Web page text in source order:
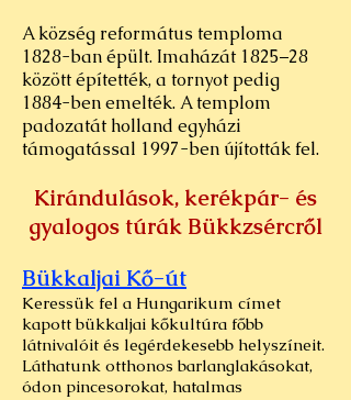
A község református temploma
1828-ban épült. Imaházát 1825–28
között építették, a tornyot pedig
1884-ben emelték. A templom
padozatát holland egyházi
támogatással 1997-ben újították fel.
Kirándulások, kerékpár- és
gyalogos túrák Bükkzsércről
Bükkaljai Kő-út
Keressük fel a Hungarikum címet
kapott bükkaljai kőkultúra főbb
látnivalóit és legérdekesebb helyszíneit.
Láthatunk otthonos barlanglakásokat,
ódon pincesorokat, hatalmas